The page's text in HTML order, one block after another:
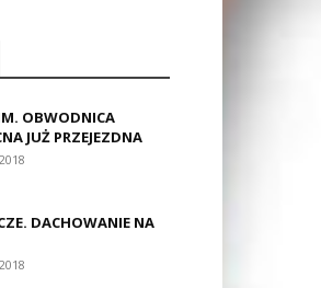
OBWODNICA
JUŻ PRZEJEZDNA
DACHOWANIE NA